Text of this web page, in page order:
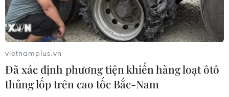
vietnamplus.vn
Đã xác định phương tiện khiến hàng loạt ôtô
thủng lốp trên cao tốc Bắc-Nam